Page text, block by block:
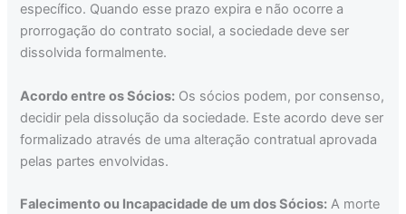
específico. Quando esse prazo expira e não ocorre a
prorrogação do contrato social, a sociedade deve ser
dissolvida formalmente.
Acordo entre os Sócios: Os sócios podem, por consenso,
decidir pela dissolução da sociedade. Este acordo deve ser
formalizado através de uma alteração contratual aprovada
pelas partes envolvidas.
Falecimento ou Incapacidade de um dos Sócios: A morte